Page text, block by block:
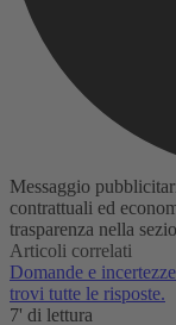
Messaggio
contrattuali ed
trasparenza nella
Articoli correlati
Domande e
trovi tutte le risposte.
7' di lettura